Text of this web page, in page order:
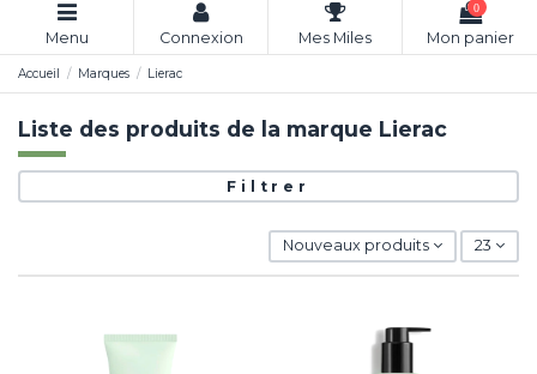
Menu Connexion Mes Miles
0
Mon panier
Accueil Marques Lierac
Liste des produits de la marque Lierac
Filtrer
Nouveaux produits 23